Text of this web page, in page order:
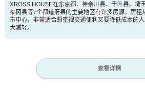
XROSS HOUSE在东京都、神奈川县、千叶县、埼
福冈县等7个都道府县的主要地区有许多房源。房租
市中心，非常适合想重视交通便利又要降低成本的
大减轻。
查看详情